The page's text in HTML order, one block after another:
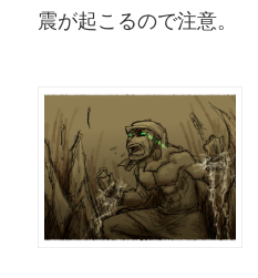
震が起こるので注意。